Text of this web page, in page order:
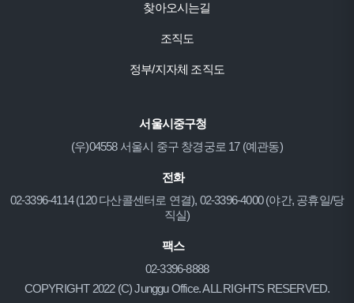
찾아오시는길
조직도
정부/지자체 조직도
서울시중구청
(우)04558 서울시 중구 창경궁로 17 (예관동)
전화
02-3396-4114 (120 다산콜센터로 연결), 02-3396-4000 (야간, 공휴일/당
직실)
팩스
02-3396-8888
COPYRIGHT 2022 (C) Junggu Office. ALL RIGHTS RESERVED.